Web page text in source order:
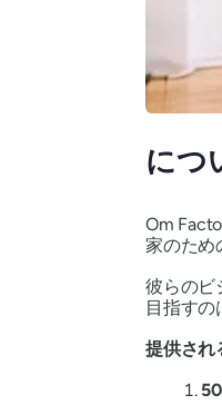
につ
Om
家のため
彼らのビ
目指す
提供され